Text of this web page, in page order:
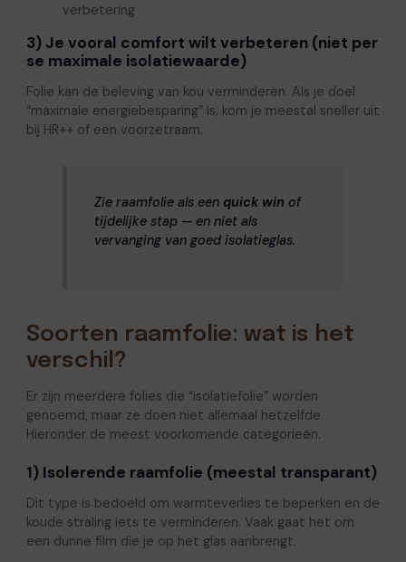
verbetering
3) Je vooral comfort wilt verbeteren (niet per
se maximale isolatiewaarde)
Folie kan de beleving van kou verminderen. Als je doel
“maximale energiebesparing” is, kom je meestal sneller uit
bij HR++ of een voorzetraam.
Zie raamfolie als een quick win of
tijdelijke stap — en niet als
vervanging van goed isolatieglas.
Soorten raamfolie: wat is het
verschil?
Er zijn meerdere folies die “isolatiefolie” worden
genoemd, maar ze doen niet allemaal hetzelfde.
Hieronder de meest voorkomende categorieën.
1) Isolerende raamfolie (meestal transparant)
Dit type is bedoeld om warmteverlies te beperken en de
koude straling iets te verminderen. Vaak gaat het om
een dunne film die je op het glas aanbrengt.